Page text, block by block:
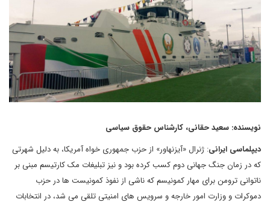
نویسنده: سعید حقانی، کارشناس حقوق سیاسی
دیپلماسی ایرانی: ژنرال «آیزنهاور» از حزب جمهوری خواه آمریکا، به دلیل شهرتی
که در زمان جنگ جهانی دوم کسب کرده بود و نیز تبلیغات مک کارتیسم مبنی بر
ناتوانی ترومن برای مهار کمونیسم که ناشی از نفوذ کمونیست ها در حزب
دموکرات و وزارت امور خارجه و سرویس های امنیتی تلقی می شد، در انتخابات